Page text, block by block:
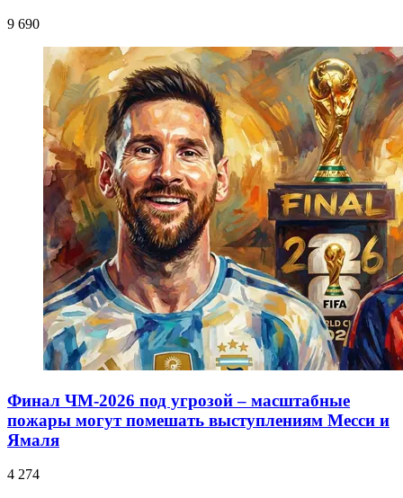
9 690
Финал ЧМ-2026 под угрозой – масштабные
пожары могут помешать выступлениям Месси и
Ямаля
4 274